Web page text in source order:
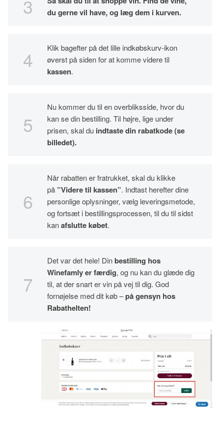
du gerne vil have, og læg dem i kurven.
Klik bagefter på det lille indkøbskurv-ikon
øverst på siden for at komme videre til
kassen.
Nu kommer du til en overbliksside, hvor du
kan se din bestilling. Til højre, lige under
prisen, skal du indtaste din rabatkode (se
billedet).
Når rabatten er fratrukket, skal du klikke
på ”Videre til kassen”. Indtast herefter dine
personlige oplysninger, vælg leveringsmetode,
og fortsæt i bestillingsprocessen, til du til sidst
kanafslutte købet.
Det var det hele! Din bestilling hos
Winefamly er færdig, og nu kan du glæde dig
til, at der snart er vin på vej til dig. God
fornøjelse med dit køb –på gensyn hos
Rabathelten!